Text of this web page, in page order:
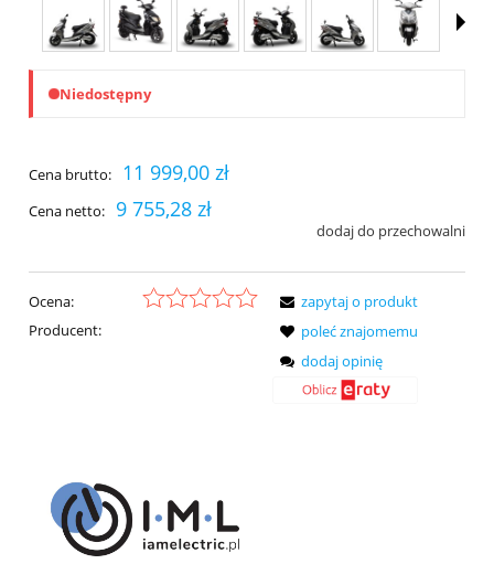
Niedostępny
Cena brutto: 11 999,00 zł
Cena netto: 9 755,28 zł
dodaj do przechowalni
Ocena:
Producent:
zapytaj o produkt
poleć znajomemu
dodaj opinię